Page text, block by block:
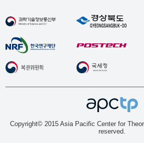
Copyright© 2015 Asia Pacific Center for
reserved.